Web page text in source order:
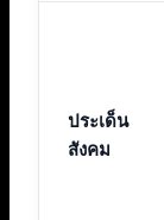
ประเด็น
สังคม